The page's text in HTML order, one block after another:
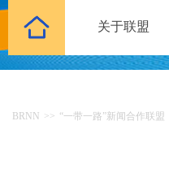
关于联盟
BRNN >> “一带一路”新闻合作联盟